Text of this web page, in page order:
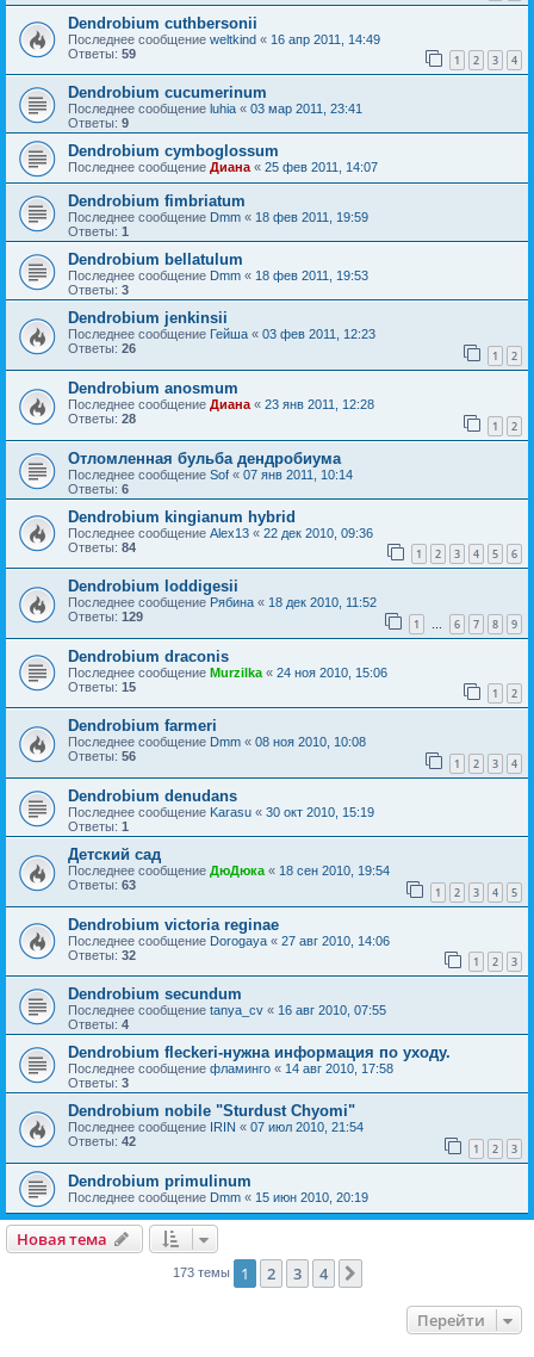
Dendrobium cuthbersonii
Последнее сообщение weltkind « 16 апр 2011, 14:49
Ответы: 59 1 2 3 4
Dendrobium cucumerinum
Последнее сообщение luhia « 03 мар 2011, 23:41
Ответы: 9
Dendrobium cymboglossum
Последнее сообщение Диана « 25 фев 2011, 14:07
Dendrobium fimbriatum
Последнее сообщение Dmm « 18 фев 2011, 19:59
Ответы: 1
Dendrobium bellatulum
Последнее сообщение Dmm « 18 фев 2011, 19:53
Ответы: 3
Dendrobium jenkinsii
Последнее сообщение Гейша « 03 фев 2011, 12:23
Ответы: 26 1 2
Dendrobium anosmum
Последнее сообщение Диана « 23 янв 2011, 12:28
Ответы: 28 1 2
Отломленная бульба дендробиума
Последнее сообщение Sof « 07 янв 2011, 10:14
Ответы: 6
Dendrobium kingianum hybrid
Последнее сообщение Alex13 « 22 дек 2010, 09:36
Ответы: 84 1 2 3 4 5 6
Dendrobium loddigesii
Последнее сообщение Рябина « 18 дек 2010, 11:52
Ответы: 129 1 … 6 7 8 9
Dendrobium draconis
Последнее сообщение Murzilka « 24 ноя 2010, 15:06
Ответы: 15 1 2
Dendrobium farmeri
Последнее сообщение Dmm « 08 ноя 2010, 10:08
Ответы: 56 1 2 3 4
Dendrobium denudans
Последнее сообщение Karasu « 30 окт 2010, 15:19
Ответы: 1
Детский сад
Последнее сообщение ДюДюка « 18 сен 2010, 19:54
Ответы: 63 1 2 3 4 5
Dendrobium victoria reginae
Последнее сообщение Dorogaya « 27 авг 2010, 14:06
Ответы: 32 1 2 3
Dendrobium secundum
Последнее сообщение tanya_cv « 16 авг 2010, 07:55
Ответы: 4
Dendrobium fleckeri-нужна информация по уходу.
Последнее сообщение фламинго « 14 авг 2010, 17:58
Ответы: 3
Dendrobium nobile "Sturdust Chyomi"
Последнее сообщение IRIN « 07 июл 2010, 21:54
Ответы: 42 1 2 3
Dendrobium primulinum
Последнее сообщение Dmm « 15 июн 2010, 20:19
Новая тема
173 темы 1 2 3 4
Перейти